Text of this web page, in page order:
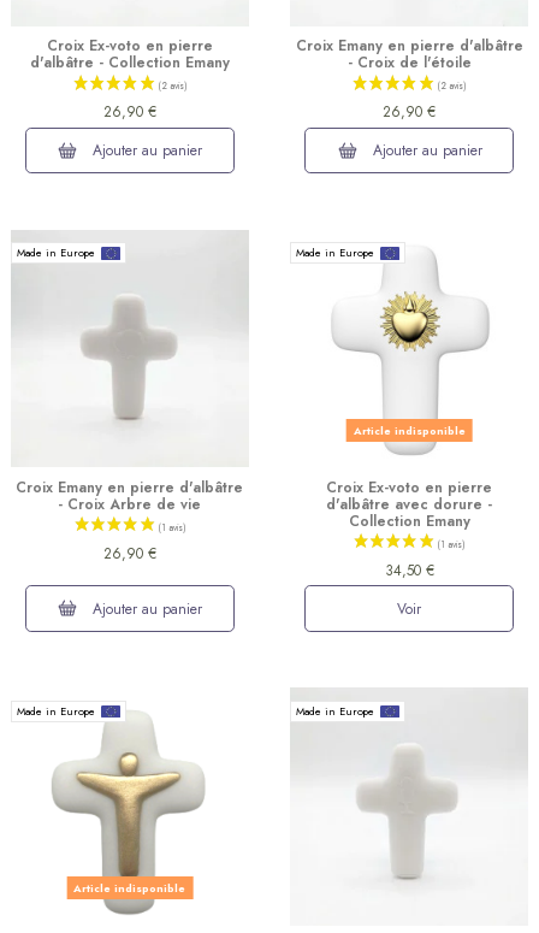
Croix Ex-voto en pierre
d'albâtre - Collection Emany
26,90 €
Ajouter au panier
Croix Emany en pierre d'albâtre
- Croix de l'étoile
26,90 €
Ajouter au panier
Made in Europe
Croix Emany en pierre d'albâtre
- Croix Arbre de vie
26,90 €
Ajouter au panier
Made in Europe
Article indisponible
Croix Ex-voto en pierre
d'albâtre avec dorure -
Collection Emany
34,50 €
Voir
Made in Europe
Article indisponible
Made in Europe